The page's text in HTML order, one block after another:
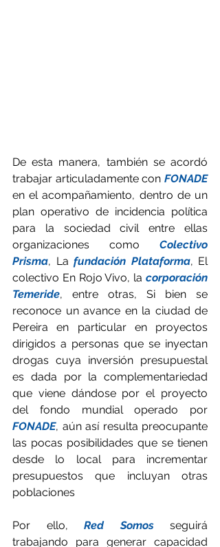
De esta manera, también se acordó
trabajar articuladamente con FONADE
en el acompañamiento, dentro de un
plan operativo de incidencia política
para la sociedad civil entre ellas
organizaciones como Colectivo
Prisma, La fundación Plataforma, El
colectivo En Rojo Vivo, la corporación
Temeride, entre otras, Si bien se
reconoce un avance en la ciudad de
Pereira en particular en proyectos
dirigidos a personas que se inyectan
drogas cuya inversión presupuestal
es dada por la complementariedad
que viene dándose por el proyecto
FONADE, aún así resulta preocupante
las pocas posibilidades que se tienen
desde lo local para incrementar
presupuestos que incluyan otras
poblaciones
Por ello, Red Somos seguirá
trabajando para generar capacidad